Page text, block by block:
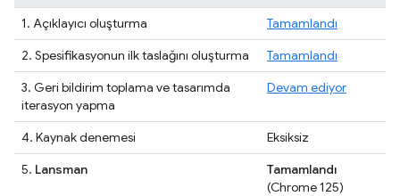
1. Açıklayıcı oluşturma
Tamamlandı
2. Spesifikasyonun ilk taslağını oluşturma
Tamamlandı
3. Geri bildirim toplama ve tasarımda
iterasyon yapma
Devam ediyor
4. Kaynak denemesi
Eksiksiz
5. Lansman
Tamamlandı
(Chrome 125)